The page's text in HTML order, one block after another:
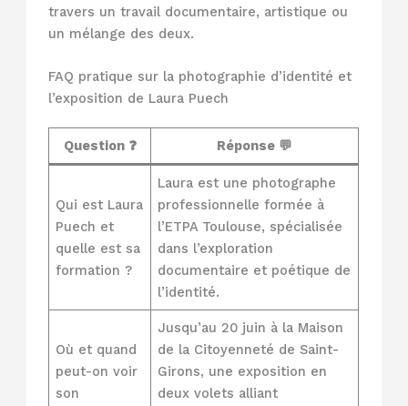
travers un travail documentaire, artistique ou
un mélange des deux.
FAQ pratique sur la photographie d’identité et
l’exposition de Laura Puech
Question ❓ Réponse 💬
Qui est Laura
Puech et
quelle est sa
formation ?
Laura est une photographe
professionnelle formée à
l’ETPA Toulouse, spécialisée
dans l’exploration
documentaire et poétique de
l’identité.
Où et quand
peut-on voir
son
Jusqu’au 20 juin à la Maison
de la Citoyenneté de Saint-
Girons, une exposition en
deux volets alliant